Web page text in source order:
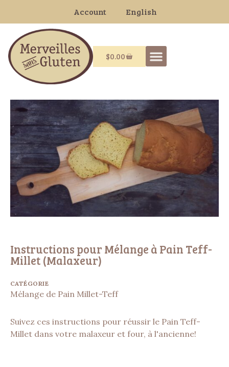
Account English
$0.00
Instructions pour Mélange à Pain Teff-
Millet (Malaxeur)
CATÉGORIE
Mélange de Pain Millet-Teff
Suivez ces instructions pour réussir le Pain Teff-
Millet dans votre malaxeur et four, à l'ancienne!